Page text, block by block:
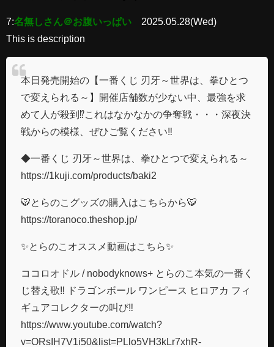
7:名無しさん＠お腹いっぱい
2025.05.28(Wed)
This is description
本日発売開始の【一番くじ 刃牙～世界は、拳ひとつ
で変えられる～】開催店舗数が少ない中、最強を求
めて人が殺到⁉️これはなかなかの争奪戦・・・深夜決
戦からの模様、ぜひご覧ください‼️
◆一番くじ 刃牙～世界は、拳ひとつで変えられる～
https://1kuji.com/products/baki2
🐯とらのこグッズの購入はこちらから🐯
https://toranoco.theshop.jp/
✨とらのこオススメ動画はこちら✨
ココロオドル / nobodyknows+ とらのこ本気の一番く
じ替え歌‼︎ ドラゴンボール ワンピース ヒロアカ フィ
ギュアコレクターの叫び‼︎
https://www.youtube.com/watch?
v=ORsIH7V1i50&list=PLlo5VH3kLr7xhR-